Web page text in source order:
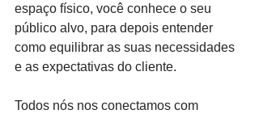
espaço físico, você conhece o seu
público alvo, para depois entender
como equilibrar as suas necessidades
e as expectativas do cliente.
Todos nós nos conectamos com